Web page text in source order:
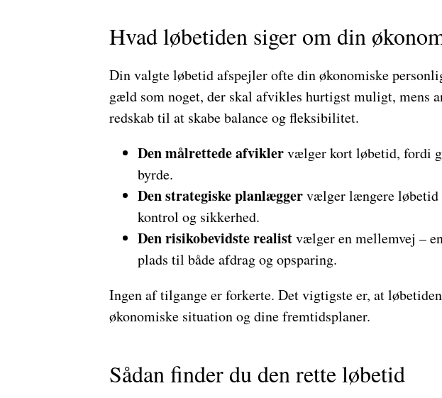
Hvad løbetiden siger om din
Din valgte løbetid afspejler ofte din økonomiske
gæld som noget, der skal afvikles hurtigst muligt, mens
redskab til at skabe balance og fleksibilitet.
Den målrettede afviklervælger kort løbetid, fordi
byrde.
Den strategiske planlæggervælger længere løbetid
kontrol og sikkerhed.
Den risikobevidste realistvælger en mellemvej –
plads til både afdrag og opsparing.
Ingen af tilgange er forkerte. Det vigtigste er, at
økonomiske situation og dine fremtidsplaner.
Sådan finder du den rette løbetid